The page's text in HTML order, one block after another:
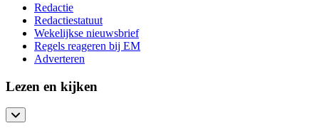
Redactie
Redactiestatuut
Wekelijkse nieuwsbrief
Regels reageren bij EM
Adverteren
Lezen en kijken